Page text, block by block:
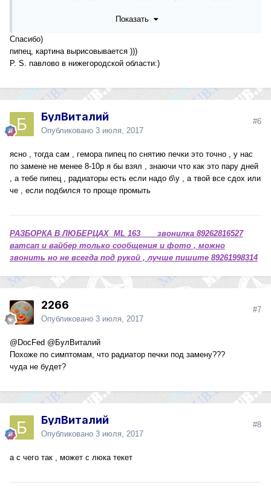
Показать
Спасибо)
пипец, картина вырисовывается )))
P. S. павлово в нижегородской области:)
БулВиталий
Опубликовано 3 июля, 2017
#6
ясно , тогда сам , гемора пипец по снятию печки это точно , у нас
по замене не менее 8-10р я бы взял , знаючи что как это пару дней
, а тебе пипец , радиаторы есть если надо б\у , а твой все сдох или
че , если подбился то проще промыть
РАЗБОРКА В ЛЮБЕРЦАХ ML 163 звонилка 89262816527
ватсап и вайбер только сообщения и фото , можно
звонить но не всегда под рукой , лучше пишите 89261998314
2266
Опубликовано 3 июля, 2017
#7
@DocFed @БулВиталий
Похоже по симптомам, что радиатор печки под замену???
чуда не будет?
БулВиталий
Опубликовано 3 июля, 2017
#8
а с чего так , может с люка текет